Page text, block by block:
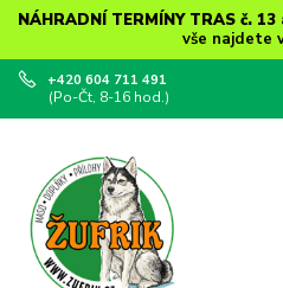
NÁHRADNÍ TERMÍNY TRAS č.
vše najdete
+420 604 711 491
(Po-Čt, 8-16 hod.)